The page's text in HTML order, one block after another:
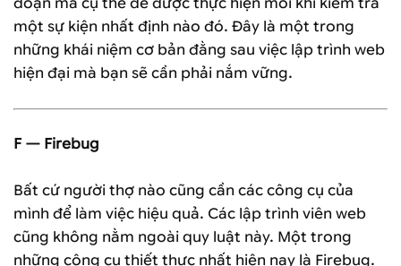
một sự kiện nhất định nào đó. Đây là một trong
những khái niệm cơ bản đằng sau việc lập trình web
hiện đại mà bạn sẽ cần phải nắm vững.
F — Firebug
Bất cứ người thợ nào cũng cần các công cụ của
mình để làm việc hiệu quả. Các lập trình viên web
cũng không nằm ngoài quy luật này. Một trong
những công cụ thiết thực nhất hiện nay là Firebug.